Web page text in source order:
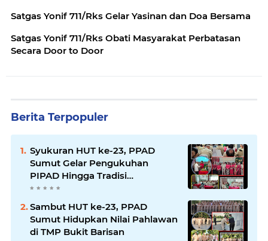
Satgas Yonif 711/Rks Gelar Yasinan dan Doa Bersama
Satgas Yonif 711/Rks Obati Masyarakat Perbatasan
Secara Door to Door
Berita Terpopuler
Syukuran HUT ke-23, PPAD
Sumut Gelar Pengukuhan
PIPAD Hingga Tradisi
Kekeluargaan
Sambut HUT ke-23, PPAD
Sumut Hidupkan Nilai Pahlawan
di TMP Bukit Barisan